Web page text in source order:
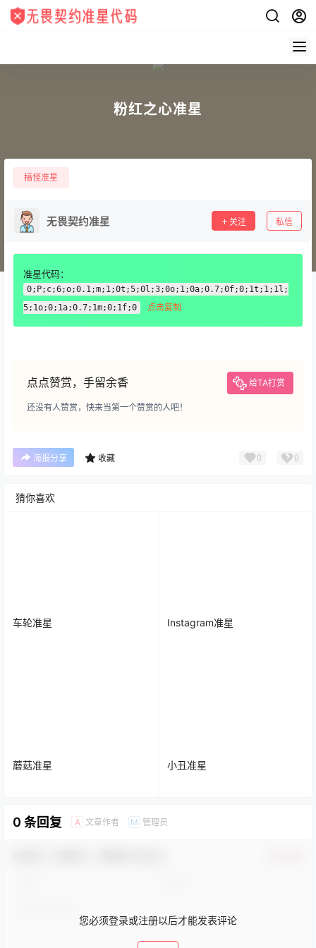
粉红之心准星
搞怪准星
无畏契约准星 关注 私信
准星代码：
0;P;c;6;o;0.1;m;1;0t;5;0l;3;0o;1;0a;0.7;0f;0;1t;1;1l;
5;1o;0;1a;0.7;1m;0;1f;0
点击复制
点点赞赏，手留余香 给TA打赏
还没有人赞赏，快来当第一个赞赏的人吧！
海报分享 收藏 0 0
猜你喜欢
车轮准星 Instagram准星
蘑菇准星 小丑准星
0 条回复 A 文章作者 M 管理员
您必须登录或注册以后才能发表评论